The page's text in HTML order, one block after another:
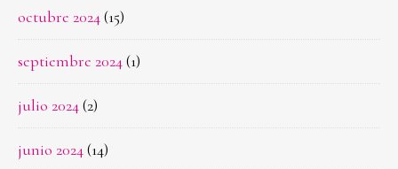
octubre 2024(15)
septiembre 2024(1)
julio 2024(2)
junio 2024(14)